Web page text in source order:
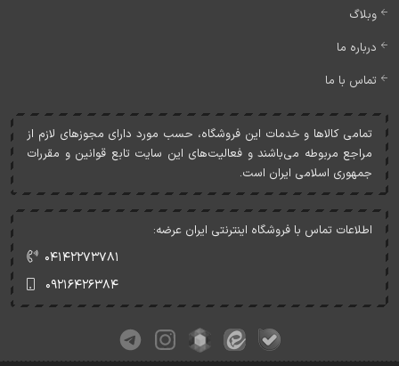
وبلاگ
درباره ما
تماس با ما
تمامی کالاها و خدمات اين فروشگاه، حسب مورد دارای مجوزهای لازم از
مراجع مربوطه می‌باشند و فعاليت‌های اين سايت تابع قوانين و مقررات
جمهوری اسلامی ايران است.
اطلاعات تماس با فروشگاه اینترنتی ایران عرضه:
۰۴۱۴۲۲۷۳۷۸۱
۰۹۲۱۶۴۲۶۳۸۴